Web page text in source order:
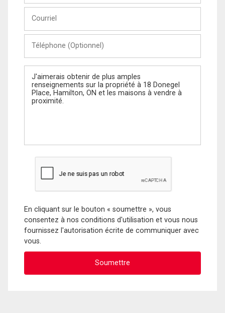
Nom
(Optionnel)
Message
En cliquant sur le bouton « soumettre », vous
consentez à nos conditions d'utilisation et vous nous
fournissez l'autorisation écrite de communiquer avec
vous.